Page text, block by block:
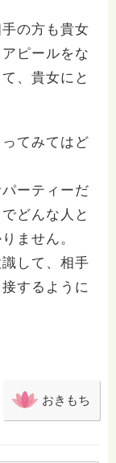
の方も貴女
ピールをな
、貴女にと
てみてはど
ーティーだ
どんな人と
ません。
して、相手
するように
おきもち